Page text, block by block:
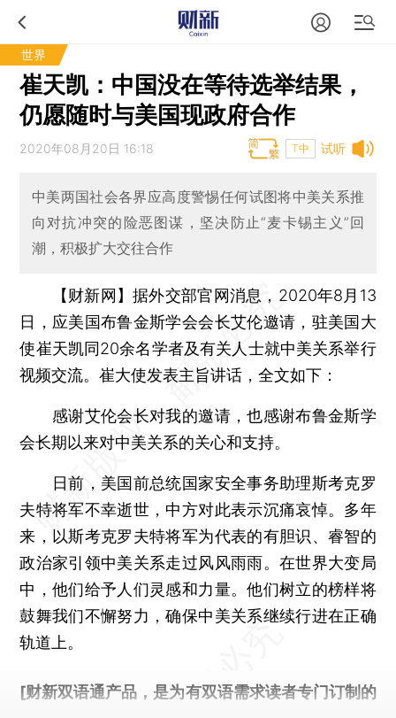
世界
崔天凯：中国没在等待选举结果，
仍愿随时与美国现政府合作
试听
2020年08月20日 16:18 T中
中美两国社会各界应高度警惕任何试图将中美关系推
向对抗冲突的险恶图谋，坚决防止“麦卡锡主义”回
潮，积极扩大交往合作
【财新网】据外交部官网消息，2020年8月13
日，应美国布鲁金斯学会会长艾伦邀请，驻美国大
使崔天凯同20余名学者及有关人士就中美关系举行
视频交流。崔大使发表主旨讲话，全文如下：
感谢艾伦会长对我的邀请，也感谢布鲁金斯学
会长期以来对中美关系的关心和支持。
日前，美国前总统国家安全事务助理斯考克罗
夫特将军不幸逝世，中方对此表示沉痛哀悼。多年
来，以斯考克罗夫特将军为代表的有胆识、睿智的
政治家引领中美关系走过风风雨雨。在世界大变局
中，他们给予人们灵感和力量。他们树立的榜样将
鼓舞我们不懈努力，确保中美关系继续行进在正确
轨道上。
[财新双语通产品，是为有双语需求读者专门订制的